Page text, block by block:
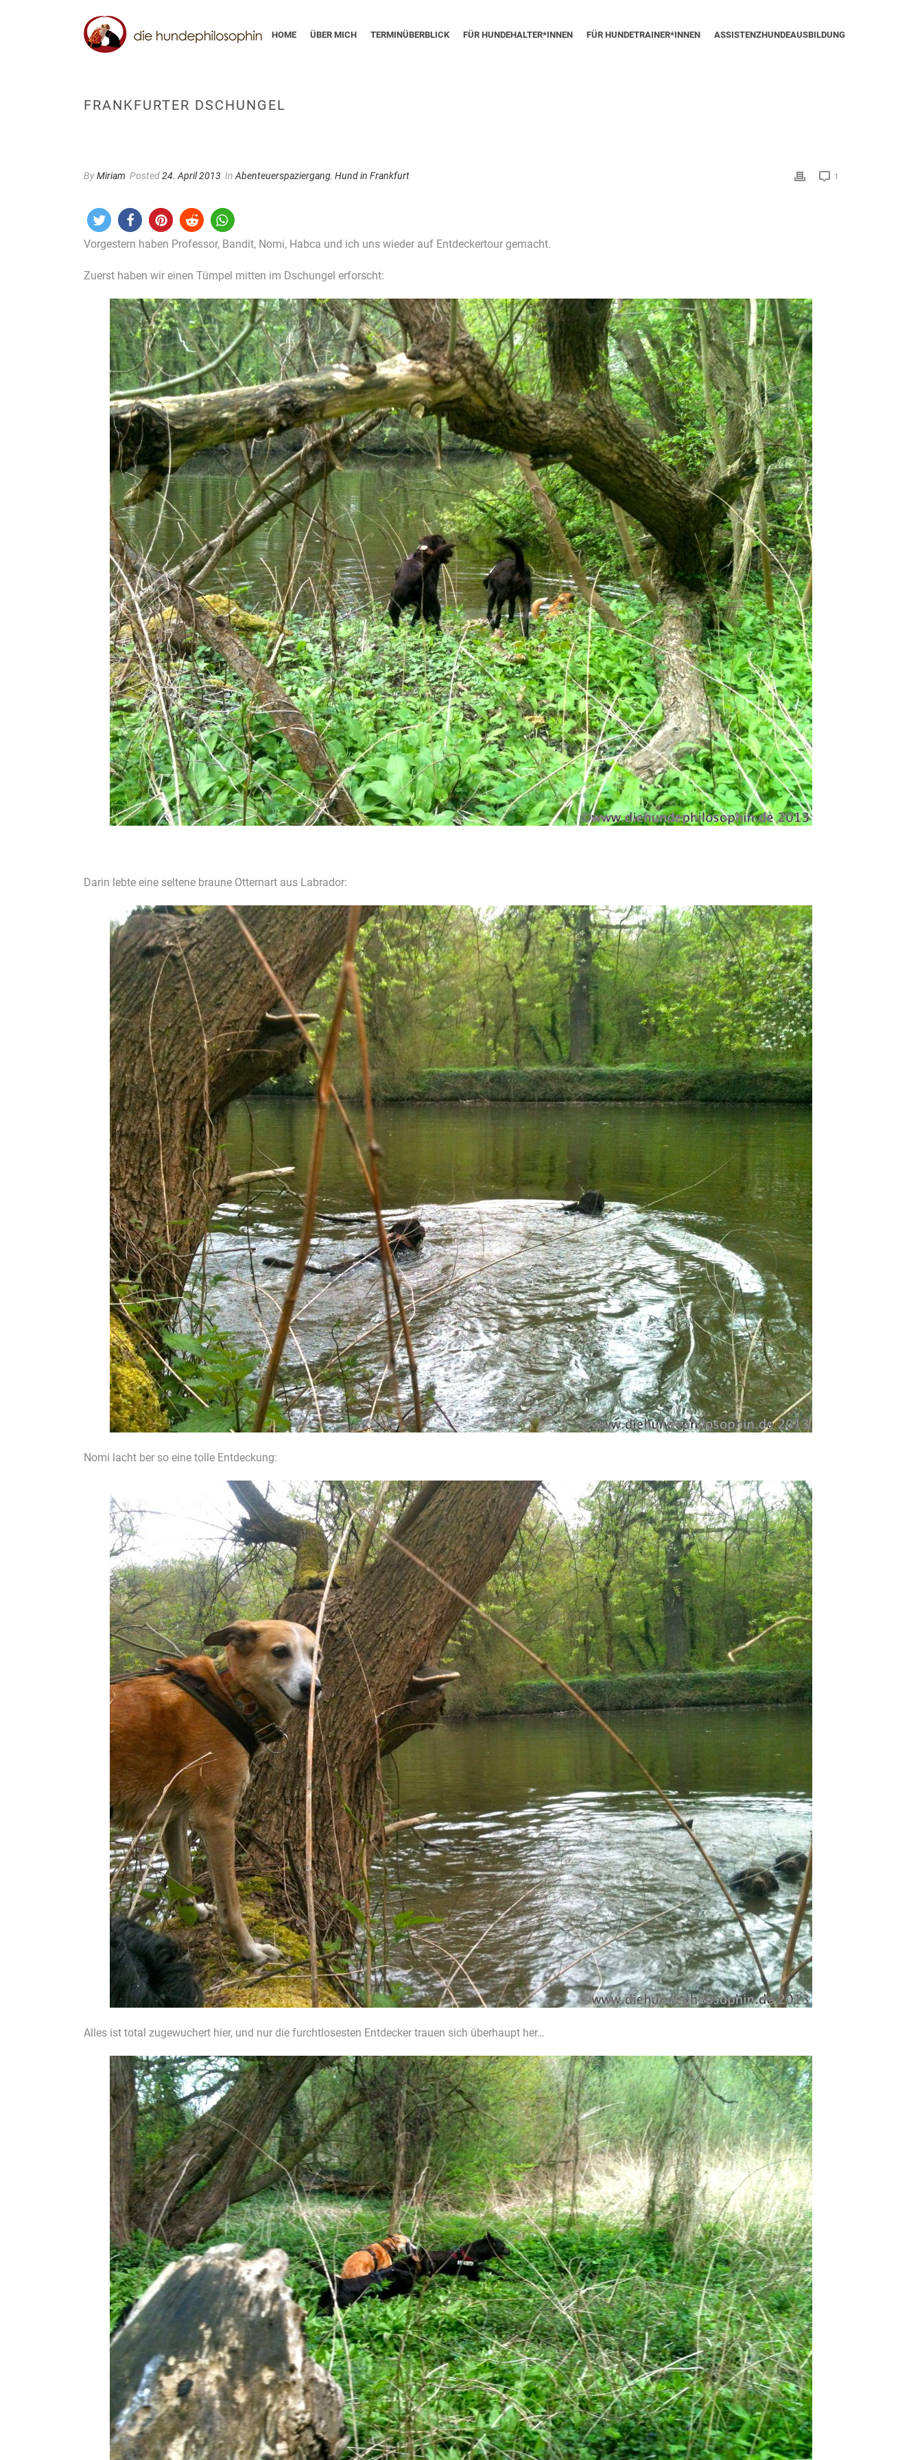
HOME ÜBER MICH TERMINÜBERBLICK FÜR HUNDEHALTER*INNEN FÜR HUNDETRAINER*INNEN ASSISTENZHUNDEAUSBILDUNG
FRANKFURTER DSCHUNGEL
ByMiriam Posted24. April 2013 In Abenteuerspaziergang, Hund in Frankfurt 1
Vorgestern haben Professor, Bandit, Nomi, Habca und ich uns wieder auf Entdeckertour gemacht.
Zuerst haben wir einen Tümpel mitten im Dschungel erforscht:
Darin lebte eine seltene braune Otternart aus Labrador:
Nomi lacht ber so eine tolle Entdeckung:
Alles ist total zugewuchert hier, und nur die furchtlosesten Entdecker trauen sich überhaupt her…